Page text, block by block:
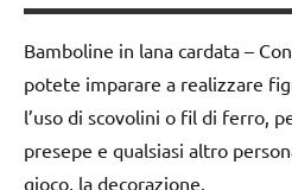
ARGOMENTI
PER ETA'
TUTTI GLI
ARTICOLI
cardata
e feltro
presepe
settimana
di
avvento
classe
4a
Bamboline in lana cardata –
potete imparare a realizzare
l’uso di scovolini o fil di ferro,
presepe e qualsiasi altro
gioco, la decorazione.